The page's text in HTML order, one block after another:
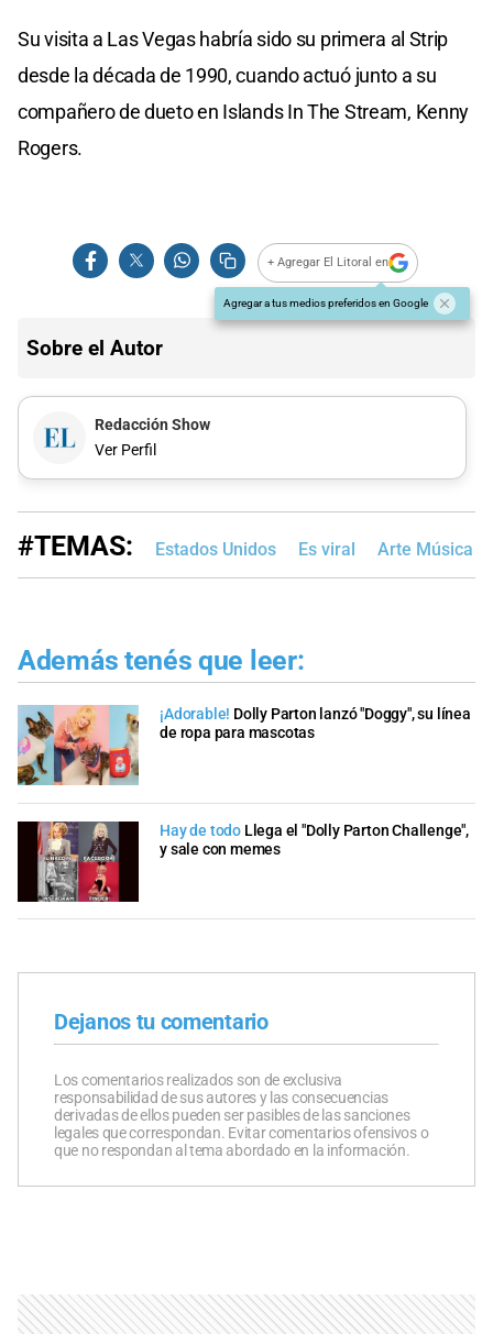
Su visita a Las Vegas habría sido su primera al Strip
desde la década de 1990, cuando actuó junto a su
compañero de dueto en Islands In The Stream, Kenny
Rogers.
+ Agregar El Litoral en
Agregar a tus medios preferidos en Google
Sobre el Autor
Redacción Show
Ver Perfil
#TEMAS: Estados Unidos Es viral Arte Música
Además tenés que leer:
¡Adorable! Dolly Parton lanzó "Doggy", su línea
de ropa para mascotas
Hay de todo Llega el "Dolly Parton Challenge",
y sale con memes
Dejanos tu comentario
Los comentarios realizados son de exclusiva
responsabilidad de sus autores y las consecuencias
derivadas de ellos pueden ser pasibles de las sanciones
legales que correspondan. Evitar comentarios ofensivos o
que no respondan al tema abordado en la información.